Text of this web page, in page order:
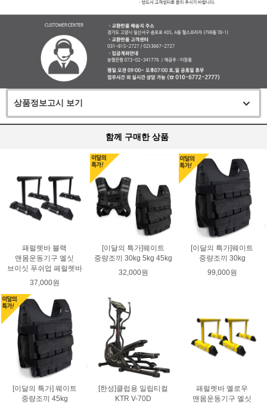
상품정보고시 보기
함께 구매한 상품
패럴렛바 블랙
맨몸운동기구 엘싯
브이싯 푸쉬업 페럴렛바
37,000원
[이달의 특가]웨이트
중량조끼 30kg 5kg 45kg
32,000원
[이달의 특가]웨이트
중량조끼 30kg
99,000원
[이달의 특가] 웨이트
중량조끼 45kg
[한성]클럽용 일립티컬
KTR V-70D
패럴렛바 옐로우
맨몸운동기구 엘싯